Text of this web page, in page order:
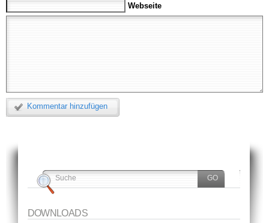
Webseite
Kommentar hinzufügen
DOWNLOADS